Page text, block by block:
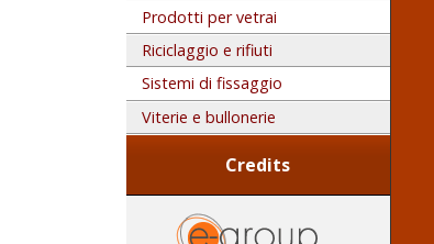
Prodotti per vetrai
Riciclaggio e rifiuti
Sistemi di fissaggio
Viterie e bullonerie
Credits